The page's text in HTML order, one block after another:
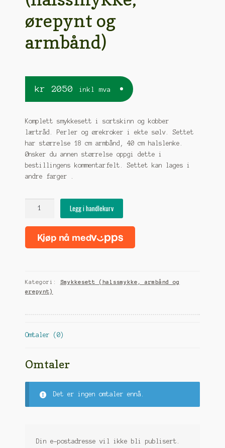
ørepynt og
armbånd)
kr 2050 inkl mva
Komplett smykkesett i sortskinn og kobber
lærtråd. Perler og ørekroker i ekte sølv. Settet
har størrelse 18 cm armbånd, 40 cm halslenke.
Ønsker du annen størrelse oppgi dette i
bestillingens kommentarfelt. Settet kan lages i
andre farger .
tinntrådsmykkesett
(halssmykke,
ørepynt
og
Legg i handlekurv
Kategori: Smykkesett (halssmykke, armbånd og
ørepynt)
Omtaler (0)
Omtaler
Det er ingen omtaler ennå.
Din e-postadresse vil ikke bli publisert.